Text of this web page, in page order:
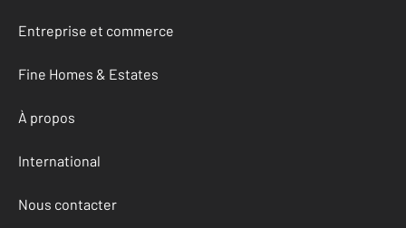
Entreprise et commerce
Fine Homes & Estates
À propos
International
Nous contacter